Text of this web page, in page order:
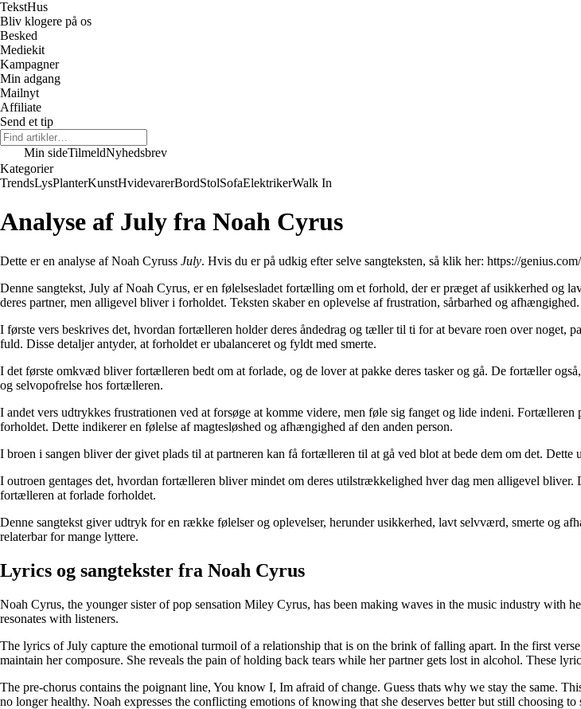
TekstHus
Bliv klogere på os
Besked
Mediekit
Kampagner
Min adgang
Mailnyt
Affiliate
Send et tip
Min sideTilmeldNyhedsbrev
Kategorier
TrendsLysPlanterKunstHvidevarerBordStolSofaElektrikerWalk In
Analyse af July fra Noah Cyrus
Dette er en analyse af Noah Cyruss July. Hvis du er på udkig efter selve sangteksten, så klik her: https://
Denne sangtekst, July af Noah Cyrus, er en følelsesladet fortælling om et forhold, der er præget af usikkerhed og
deres partner, men alligevel bliver i forholdet. Teksten skaber en oplevelse af frustration, sårbarhed og afhængighed.
I første vers beskrives det, hvordan fortælleren holder deres åndedrag og tæller til ti for at bevare roen over noget,
fuld. Disse detaljer antyder, at forholdet er ubalanceret og fyldt med smerte.
I det første omkvæd bliver fortælleren bedt om at forlade, og de lover at pakke deres tasker og gå. De fortæller
og selvopofrelse hos fortælleren.
I andet vers udtrykkes frustrationen ved at forsøge at komme videre, men føle sig fanget og lide indeni.
forholdet. Dette indikerer en følelse af magtesløshed og afhængighed af den anden person.
I broen i sangen bliver der givet plads til at partneren kan få fortælleren til at gå ved blot at bede dem om det.
I outroen gentages det, hvordan fortælleren bliver mindet om deres utilstrækkelighed hver dag men alligevel
fortælleren at forlade forholdet.
Denne sangtekst giver udtryk for en række følelser og oplevelser, herunder usikkerhed, lavt selvværd, smerte og
relaterbar for mange lyttere.
Lyrics og sangtekster fra Noah Cyrus
Noah Cyrus, the younger sister of pop sensation Miley Cyrus, has been making waves in the music industry with
resonates with listeners.
The lyrics of July capture the emotional turmoil of a relationship that is on the brink of falling apart. In the first
maintain her composure. She reveals the pain of holding back tears while her partner gets lost in alcohol. These
The pre-chorus contains the poignant line, You know I, Im afraid of change. Guess thats why we stay the same.
no longer healthy. Noah expresses the conflicting emotions of knowing that she deserves better but still choosing to